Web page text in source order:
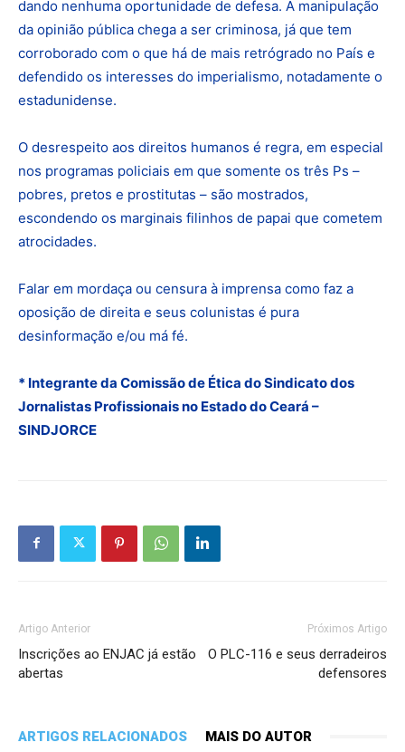
dando nenhuma oportunidade de defesa. A manipulação
da opinião pública chega a ser criminosa, já que tem
corroborado com o que há de mais retrógrado no País e
defendido os interesses do imperialismo, notadamente o
estadunidense.
O desrespeito aos direitos humanos é regra, em especial
nos programas policiais em que somente os três Ps –
pobres, pretos e prostitutas – são mostrados,
escondendo os marginais filinhos de papai que cometem
atrocidades.
Falar em mordaça ou censura à imprensa como faz a
oposição de direita e seus colunistas é pura
desinformação e/ou má fé.
* Integrante da Comissão de Ética do Sindicato dos
Jornalistas Profissionais no Estado do Ceará –
SINDJORCE
Artigo Anterior
Inscrições ao ENJAC já estão
abertas
Próximos Artigo
O PLC-116 e seus derradeiros
defensores
ARTIGOS RELACIONADOS MAIS DO AUTOR